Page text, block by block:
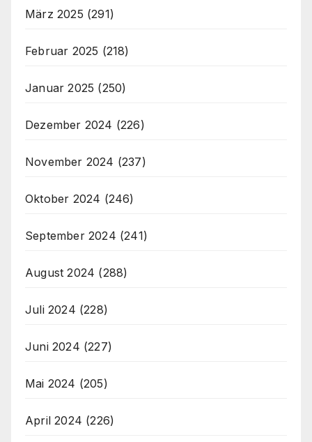
März 2025 (291)
Februar 2025 (218)
Januar 2025 (250)
Dezember 2024 (226)
November 2024 (237)
Oktober 2024 (246)
September 2024 (241)
August 2024 (288)
Juli 2024 (228)
Juni 2024 (227)
Mai 2024 (205)
April 2024 (226)